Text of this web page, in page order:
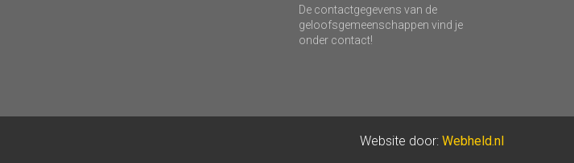
De contactgegevens van de
geloofsgemeenschappen vind je
onder contact!
Website door: Webheld.nl